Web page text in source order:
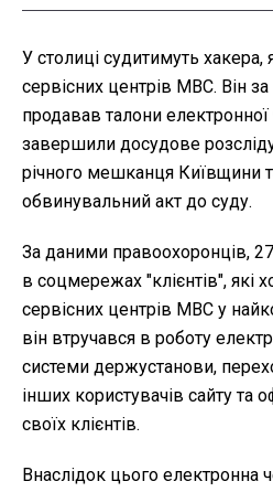
У столиці судитимуть хакера,
сервісних центрів МВС. Він
продавав талони електронної
завершили досудове
річного мешканця Київщини
обвинувальний акт до суду.
За даними правоохоронців,
в соцмережах "клієнтів", які
сервісних центрів МВС у
він втручався в роботу
системи держустанови,
інших користувачів сайту
своїх клієнтів.
Внаслідок цього електронна